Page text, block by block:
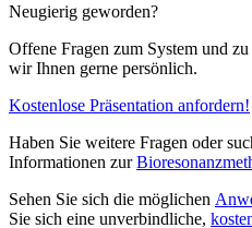
Neugierig geworden?
Offene Fragen zum System und
wir Ihnen gerne persönlich.
Kostenlose Präsentation anfordern!
Haben Sie weitere Fragen oder
Informationen zur
Sehen Sie sich die möglichen
Sie sich eine unverbindliche,